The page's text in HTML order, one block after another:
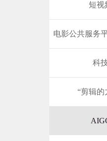
短视
电影公共服务
科
“剪辑的